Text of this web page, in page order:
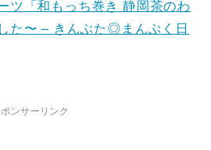
ツ「和もっち巻き 静岡茶のわ
た〜 – きんぶた◎まんぷく日
ポンサーリンク